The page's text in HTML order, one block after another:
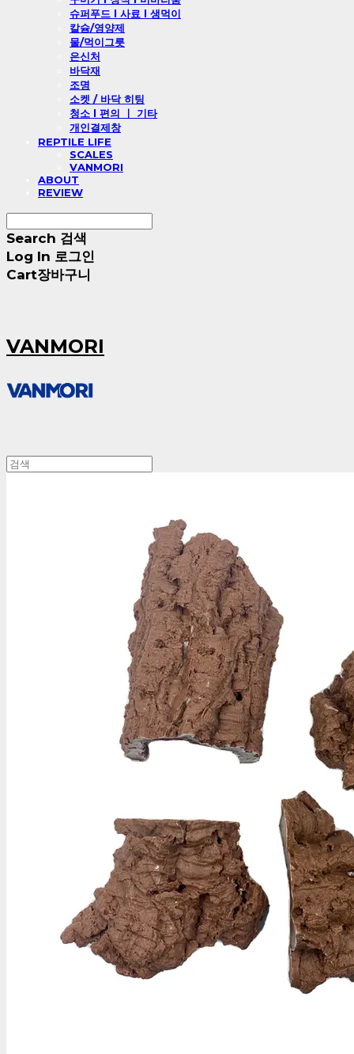
슈퍼푸드 l 사료 l 생먹이
칼슘/영양제
물/먹이그릇
은신처
바닥재
조명
소켓 / 바닥 히팅
청소 l 편의 ㅣ 기타
개인결제창
REPTILE LIFE
SCALES
VANMORI
ABOUT
REVIEW
Search 검색
Log In 로그인
Cart장바구니
VANMORI